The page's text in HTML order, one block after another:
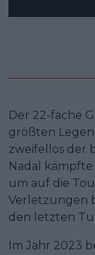
Der 22-fache
größten
zweifellos der
Nadal
um auf die
Verletzungen
den letzten
Im Jahr 2023